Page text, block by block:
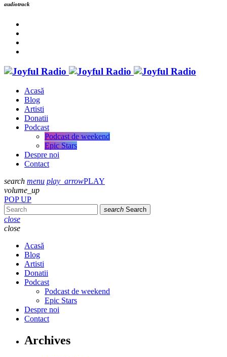
audiotrack
Acasă
Blog
Artisti
Donatii
Podcast
Podcast de weekend
Epic Stars
Despre noi
Contact
search menu play_arrowPLAY
volume_up
POP UP
search Search
close
close
Acasă
Blog
Artisti
Donatii
Podcast
Podcast de weekend
Epic Stars
Despre noi
Contact
Archives